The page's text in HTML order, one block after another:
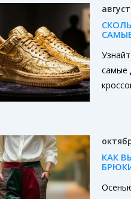
от
шляп,
Также
стали
самые
КАК